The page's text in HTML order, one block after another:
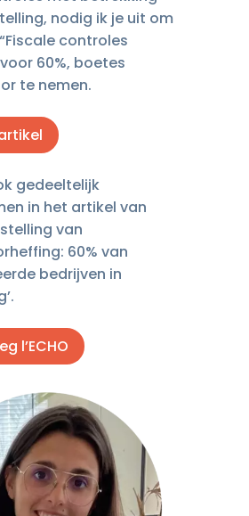
nodig ik je uit om
controles
60%, boetes
te nemen.
gedeeltelijk
in het artikel van
van
60% van
bedrijven in
l’ECHO